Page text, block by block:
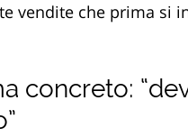
vendite che prima si
concreto: